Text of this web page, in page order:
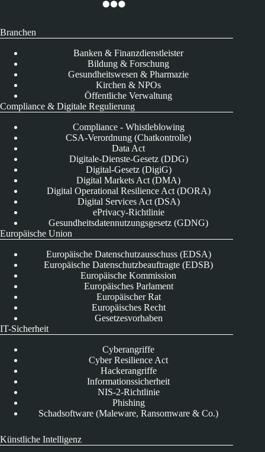
Branchen
Banken & Finanzdienstleister
Bildung & Forschung
Gesundheitswesen & Pharmazie
Kirchen & NPOs
Öffentliche Verwaltung
Compliance & Digitale Regulierung
Compliance - Whistleblowing
CSA-Verordnung (Chatkontrolle)
Data Act
Digitale-Dienste-Gesetz (DDG)
Digital-Gesetz (DigiG)
Digital Markets Act (DMA)
Digital Operational Resilience Act (DORA)
Digital Services Act (DSA)
ePrivacy-Richtlinie
Gesundheitsdatennutzungsgesetz (GDNG)
Europäische Union
Europäische Datenschutzausschuss (EDSA)
Europäische Datenschutzbeauftragte (EDSB)
Europäische Kommission
Europäisches Parlament
Europäischer Rat
Europäisches Recht
Gesetzesvorhaben
IT-Sicherheit
Cyberangriffe
Cyber Resilience Act
Hackerangriffe
Informationssicherheit
NIS-2-Richtlinie
Phishing
Schadsoftware (Maleware, Ransomware & Co.)
Künstliche Intelligenz